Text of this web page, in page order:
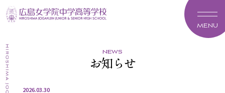
MENU
news
お知らせ
2026.03.30